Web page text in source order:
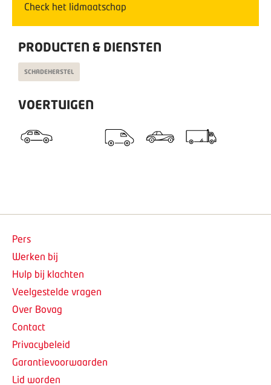
Check het lidmaatschap
PRODUCTEN & DIENSTEN
SCHADEHERSTEL
VOERTUIGEN
Pers
Werken bij
Hulp bij klachten
Veelgestelde vragen
Over Bovag
Contact
Privacybeleid
Garantievoorwaarden
Lid worden